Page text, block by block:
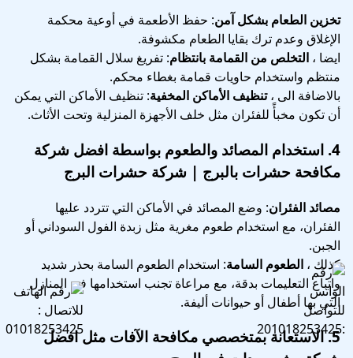
تخزين الطعام بشكل آمن: حفظ الأطعمة في أوعية محكمة
الإغلاق وعدم ترك بقايا الطعام مكشوفة.
ايضا ، التخلص من القمامة بانتظام: تفريغ سلال القمامة بشكل
منتظم واستخدام حاويات قمامة بغطاء محكم.
بالاضافة الى ،تنظيف الأماكن المخفية: تنظيف الأماكن التي يمكن
أن تكون مخبأً للفئران مثل خلف الأجهزة المنزلية وتحت الأثاث.
4. استخدام المصائد والطعوم بواسطة افضل شركة
مكافحة حشرات بالبرج | شركة حشرات البرج
مصائد الفئران: وضع المصائد في الأماكن التي تتردد عليها
الفئران، مع استخدام طعوم مغرية مثل زبدة الفول السوداني أو
الجبن.
كذلك ، الطعوم السامة: استخدام الطعوم السامة بحذر شديد
واتباع التعليمات بدقة، مع مراعاة تجنب استخدامها في المنازل
التي بها أطفال أو حيوانات أليفة.
5. الاستعانة بمتخصصي مكافحة الآفات مثل افضل